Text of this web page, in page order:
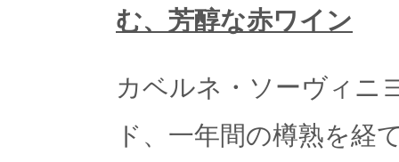
む、芳醇な赤ワイン
カベルネ・ソーヴィニ
ド、一年間の樽熟を経